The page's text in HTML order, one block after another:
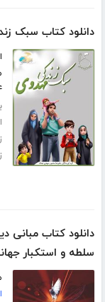
دانلود کتاب سبک
دانلود کتاب مبانی
سلطه و استکبار